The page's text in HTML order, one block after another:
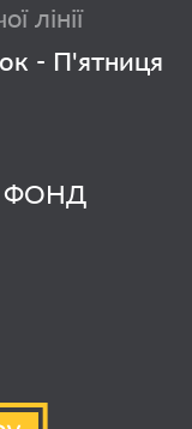
ФОНД
лінії
- П'ятниця